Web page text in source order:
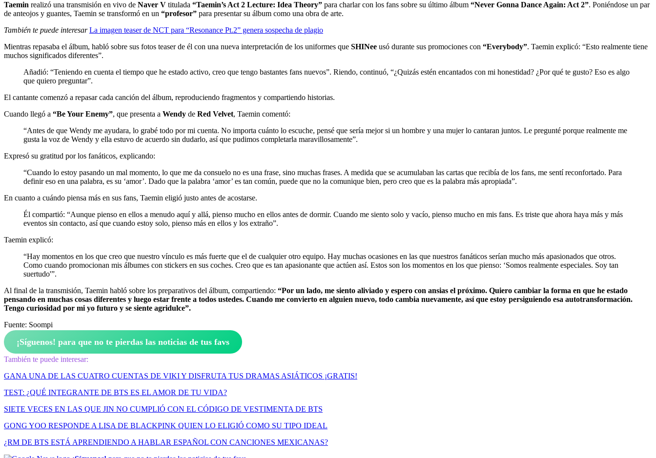
Taemin realizó una transmisión en vivo de Naver V titulada “Taemin’s Act 2 Lecture: Idea Theory” para charlar con los fans sobre su último álbum “Never Gonna Dance Again: Act 2”. Poniéndose un par
de anteojos y guantes, Taemin se transformó en un “profesor” para presentar su álbum como una obra de arte.
También te puede interesarLa imagen teaser de NCT para “Resonance Pt.2” genera sospecha de plagio
Mientras repasaba el álbum, habló sobre sus fotos teaser de él con una nueva interpretación de los uniformes que SHINee usó durante sus promociones con “Everybody”. Taemin explicó: “Esto realmente tiene
muchos significados diferentes”.
Añadió: “Teniendo en cuenta el tiempo que he estado activo, creo que tengo bastantes fans nuevos”. Riendo, continuó, “¿Quizás estén encantados con mi honestidad? ¿Por qué te gusto? Eso es algo
que quiero preguntar”.
El cantante comenzó a repasar cada canción del álbum, reproduciendo fragmentos y compartiendo historias.
Cuando llegó a “Be Your Enemy”, que presenta a Wendy de Red Velvet, Taemin comentó:
“Antes de que Wendy me ayudara, lo grabé todo por mi cuenta. No importa cuánto lo escuche, pensé que sería mejor si un hombre y una mujer lo cantaran juntos. Le pregunté porque realmente me
gusta la voz de Wendy y ella estuvo de acuerdo sin dudarlo, así que pudimos completarla maravillosamente”.
Expresó su gratitud por los fanáticos, explicando:
“Cuando lo estoy pasando un mal momento, lo que me da consuelo no es una frase, sino muchas frases. A medida que se acumulaban las cartas que recibía de los fans, me sentí reconfortado. Para
definir eso en una palabra, es su ‘amor’. Dado que la palabra ‘amor’ es tan común, puede que no la comunique bien, pero creo que es la palabra más apropiada”.
En cuanto a cuándo piensa más en sus fans, Taemin eligió justo antes de acostarse.
Él compartió: “Aunque pienso en ellos a menudo aquí y allá, pienso mucho en ellos antes de dormir. Cuando me siento solo y vacío, pienso mucho en mis fans. Es triste que ahora haya más y más
eventos sin contacto, así que cuando estoy solo, pienso más en ellos y los extraño”.
Taemin explicó:
“Hay momentos en los que creo que nuestro vínculo es más fuerte que el de cualquier otro equipo. Hay muchas ocasiones en las que nuestros fanáticos serían mucho más apasionados que otros.
Como cuando promocionan mis álbumes con stickers en sus coches. Creo que es tan apasionante que actúen así. Estos son los momentos en los que pienso: ‘Somos realmente especiales. Soy tan
suertudo'”.
Al final de la transmisión, Taemin habló sobre los preparativos del álbum, compartiendo: “Por un lado, me siento aliviado y espero con ansias el próximo. Quiero cambiar la forma en que he estado
pensando en muchas cosas diferentes y luego estar frente a todos ustedes. Cuando me convierto en alguien nuevo, todo cambia nuevamente, así que estoy persiguiendo esa autotransformación.
Tengo curiosidad por mi yo futuro y se siente agridulce”.
Fuente: Soompi
¡Síguenos! para que no te pierdas las noticias de tus favs
También te puede interesar:
GANA UNA DE LAS CUATRO CUENTAS DE VIKI Y DISFRUTA TUS DRAMAS ASIÁTICOS ¡GRATIS!
TEST: ¿QUÉ INTEGRANTE DE BTS ES EL AMOR DE TU VIDA?
SIETE VECES EN LAS QUE JIN NO CUMPLIÓ CON EL CÓDIGO DE VESTIMENTA DE BTS
GONG YOO RESPONDE A LISA DE BLACKPINK QUIEN LO ELIGIÓ COMO SU TIPO IDEAL
¿RM DE BTS ESTÁ APRENDIENDO A HABLAR ESPAÑOL CON CANCIONES MEXICANAS?